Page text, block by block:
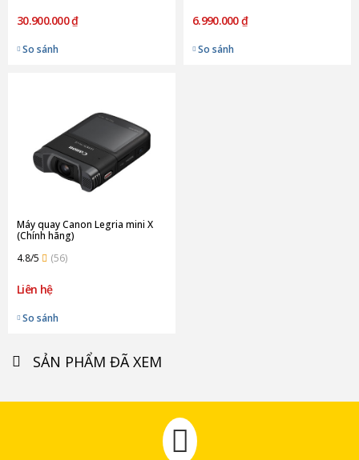
30.900.000 ₫
So sánh
6.990.000 ₫
So sánh
Máy quay Canon Legria mini X
(Chính hãng)
4.8/5
(56)
Liên hệ
So sánh
SẢN PHẨM ĐÃ XEM